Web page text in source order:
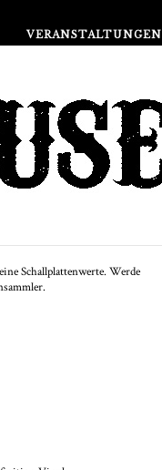
VERANSTALTUNGEN